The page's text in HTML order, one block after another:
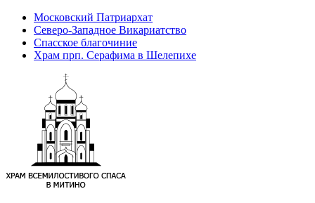
Московский Патриархат
Северо-Западное Викариатство
Спасское благочиние
Храм прп. Серафима в Шелепихе